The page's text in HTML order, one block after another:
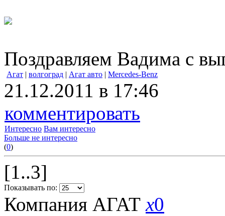
Поздравляем Вадима с
Агат | волгоград | Агат авто | Mercedes-Benz
21.12.2011 в 17:46
комментировать
Интересно Вам интересно
Больше не интересно
(0)
[1..3]
Показывать по:
Компания АГАТx0